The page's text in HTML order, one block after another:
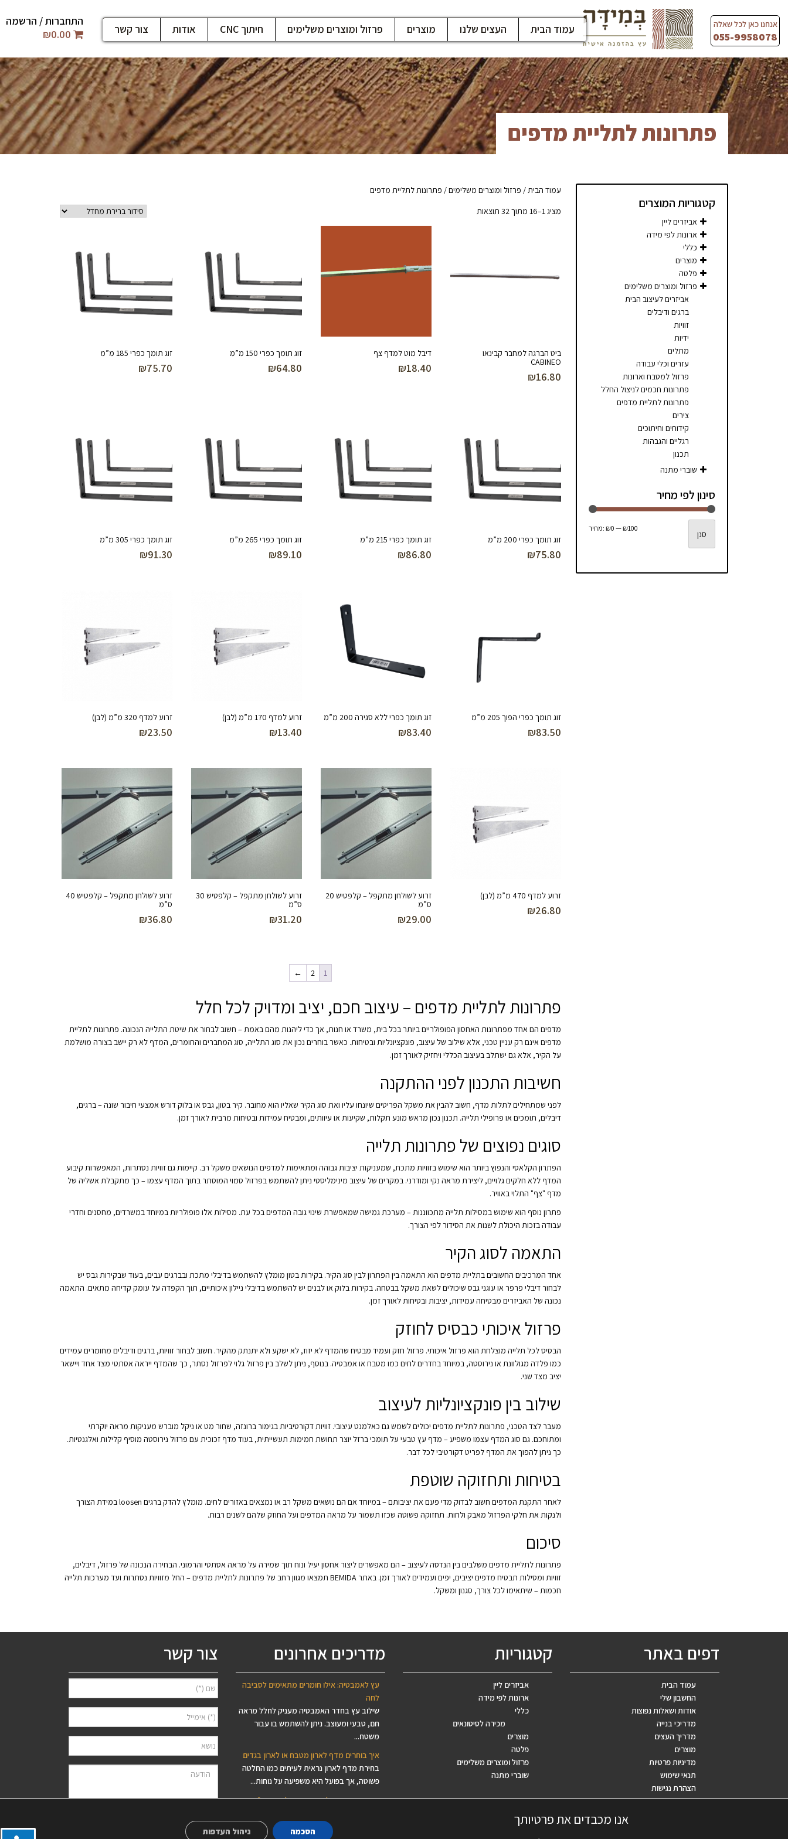
content
אנחנו כאן לכל שאלה
055-9958078
עמוד הבית העצים שלנו מוצרים פרזול ומוצרים משלימים חיתוך CNC אודות צור קשר
התחברות / הרשמה
₪0.00
פתרונות לתליית מדפים
קטגוריות המוצרים
אביזרים ליין
ארונות לפי מידה
כללי
מוצרים
פלטה
פרזול ומוצרים משלימים
אביזרים לעיצוב הבית
ברגים ודיבלים
זוויות
ידיות
מתלים
עזרים וכלי עבודה
פרזול למטבח וארונות
פתרונות חכמים לניצול החלל
פתרונות לתליית מדפים
צירים
קידוחים וחיתוכים
רגליים והגבהות
תכנון
שוברי מתנה
סינון לפי מחיר
מחיר
מחיר
סנן
מחיר:₪0—₪100
עמוד הבית/ פרזול ומוצרים משלימים/ פתרונות לתליית מדפים
מציג 1–16 מתוך 32 תוצאות
ביט הברגה למחבר קבינאו
CABINEO
₪16.80
דיבל מוט למדף צף
₪18.40
זוג תומך כפרי 150 מ”מ
₪64.80
זוג תומך כפרי 185 מ”מ
₪75.70
זוג תומך כפרי 200 מ”מ
₪75.80
זוג תומך כפרי 215 מ”מ
₪86.80
זוג תומך כפרי 265 מ”מ
₪89.10
זוג תומך כפרי 305 מ”מ
₪91.30
זוג תומך כפרי הפוך 205 מ”מ
₪83.50
זוג תומך כפרי ללא סגירה 200 מ”מ
₪83.40
זרוע למדף 170 מ”מ (לבן)
₪13.40
זרוע למדף 320 מ”מ (לבן)
₪23.50
זרוע למדף 470 מ”מ (לבן)
₪26.80
זרוע לשולחן מתקפל – קלפטיש 20
ס”מ
₪29.00
זרוע לשולחן מתקפל – קלפטיש 30
ס”מ
₪31.20
זרוע לשולחן מתקפל – קלפטיש 40
ס”מ
₪36.80
1
2
←
פתרונות לתליית מדפים – עיצוב חכם, יציב ומדויק לכל חלל
מדפים הם אחד מפתרונות האחסון הפופולריים ביותר בכל בית, משרד או חנות, אך כדי ליהנות מהם באמת – חשוב לבחור את שיטת התלייה הנכונה. פתרונות לתליית
מדפים אינם רק עניין טכני, אלא שילוב של עיצוב, פונקציונליות ובטיחות. כאשר בוחרים נכון את סוג התלייה, סוג המחברים והחומרים, המדף לא רק יישב בצורה מושלמת
על הקיר, אלא גם ישתלב בעיצוב הכללי ויחזיק לאורך זמן.
חשיבות התכנון לפני ההתקנה
לפני שמתחילים לתלות מדף, חשוב להבין את משקל הפריטים שיונחו עליו ואת סוג הקיר שאליו הוא מחובר. קיר בטון, גבס או בלוק דורש אמצעי חיבור שונה – ברגים,
דיבלים, תומכים או פרופילי תלייה. תכנון נכון מראש מונע תקלות, שקיעות או עיוותים, ומבטיח עמידות ובטיחות מרבית לאורך זמן.
סוגים נפוצים של פתרונות תלייה
הפתרון הקלאסי והנפוץ ביותר הוא שימוש בזוויות מתכת, שמעניקות יציבות גבוהה ומתאימות למדפים הנושאים משקל רב. קיימות גם זוויות נסתרות, המאפשרות קיבוע
המדף ללא חלקים גלויים, ליצירת מראה נקי ומודרני. במקרים של עיצוב מינימליסטי ניתן להשתמש בפרזול סמוי המוסתר בתוך המדף עצמו – כך מתקבלת אשליה של
מדף "צף" התלוי באוויר.
פתרון נוסף הוא שימוש במסילות תלייה מתכווננות – מערכת גמישה שמאפשרת שינוי גובה המדפים בכל עת. מסילות אלו פופולריות במיוחד במשרדים, מחסנים וחדרי
עבודה בזכות היכולת לשנות את הסידור לפי הצורך.
התאמה לסוג הקיר
אחד המרכיבים החשובים בתליית מדפים הוא התאמה בין הפתרון לבין סוג הקיר. בקירות בטון מומלץ להשתמש בדיבלי מתכת ובברגים עבים, בעוד שבקירות גבס יש
לבחור דיבלי פרפר או עוגני גבס שיכולים לשאת משקל בבטחה. בקירות בלוק או לבנים יש להשתמש בדיבלי ניילון איכותיים, תוך הקפדה על עומק קדיחה מתאים. התאמה
נכונה של האביזרים מבטיחה עמידות, יציבות ובטיחות לאורך זמן.
פרזול איכותי כבסיס לחוזק
הבסיס לכל תלייה מוצלחת הוא פרזול איכותי. פרזול חזק ועמיד מבטיח שהמדף לא יזוז, לא ישקע ולא יתנתק מהקיר. חשוב לבחור זוויות, ברגים ודיבלים מחומרים עמידים
כמו פלדה מגולוונת או נירוסטה, במיוחד בחדרים לחים כמו מטבח או אמבטיה. בנוסף, ניתן לשלב בין פרזול גלוי לפרזול נסתר, כך שהמדף ייראה אסתטי מצד אחד ויישאר
יציב מצד שני.
שילוב בין פונקציונליות לעיצוב
מעבר לצד הטכני, פתרונות לתליית מדפים יכולים לשמש גם כאלמנט עיצובי. זוויות דקורטיביות בגימור ברונזה, שחור מט או ניקל מוברש מעניקות מראה יוקרתי
ומתוחכם. גם סוג המדף עצמו משפיע – מדף עץ טבעי על תומכי ברזל יוצר תחושת חמימות תעשייתית, בעוד מדף זכוכית עם פרזול נירוסטה מוסיף קלילות ואלגנטיות.
כך ניתן להפוך את המדף לפריט דקורטיבי לכל דבר.
בטיחות ותחזוקה שוטפת
לאחר התקנת המדפים חשוב לבדוק מדי פעם את יציבותם – במיוחד אם הם נושאים משקל רב או נמצאים באזורים לחים. מומלץ להדק ברגים loosen במידת הצורך
ולנקות את חלקי הפרזול מאבק ולחות. תחזוקה פשוטה שכזו תשמור על מראה המדפים ועל החוזק שלהם לשנים רבות.
סיכום
פתרונות לתליית מדפים משלבים בין הנדסה לעיצוב – הם מאפשרים ליצור אחסון יעיל ונוח תוך שמירה על מראה אסתטי והרמוני. הבחירה הנכונה של פרזול, דיבלים,
זוויות ומסילות תבטיח מדפים יציבים, יפים ועמידים לאורך זמן. באתר BEMIDA תמצאו מגוון רחב של פתרונות לתליית מדפים – החל מזוויות נסתרות ועד מערכות תלייה
חכמות – שיתאימו לכל צורך, סגנון ומשקל.
דפים באתר
עמוד הבית
החשבון שלי
אודות ושאלות נפוצות
מדריכי בנייה
מדריך העצים
מוצרים
מדיניות פרטיות
תנאי שימוש
הצהרת נגישות
שאלות נפוצות
קטגוריות
אביזרים ליין
ארונות לפי מידה
כללי
מכירה לסיטונאים
מוצרים
פלטה
פרזול ומוצרים משלימים
שוברי מתנה
מדריכים אחרונים
עץ לאמבטיה: אילו חומרים מתאימים לסביבה
לחה
שילוב עץ בחדר האמבטיה מעניק לחלל מראה
חם, טבעי ומעוצב. ניתן להשתמש בו עבור
משטח...
איך בוחרים מדף לארון מטבח או לארון בגדים
בחירת מדף לארון נראית לעיתים כמו החלטה
פשוטה, אך בפועל היא משפיעה על נוחות...
איך מתכננים אי למטבח מעץ לפי מידה?
האלמנטים המבוקשים ביותר בתכנון המטבח.
צור קשר
אני מאשר/ת למסור את פרטיי לצורך יצירת קשר
אנו מכבדים את פרטיותך
הסכמה ניהול העדפות